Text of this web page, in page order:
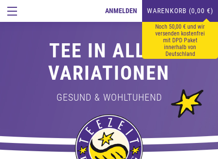
ANMELDEN WARENKORB (0,00 €)
Noch 50,00 € und wir
versenden kostenfrei
mit DPD Paket
innerhalb von
Deutschland
TEE IN ALLEN
VARIATIONEN
GESUND & WOHLTUHEND